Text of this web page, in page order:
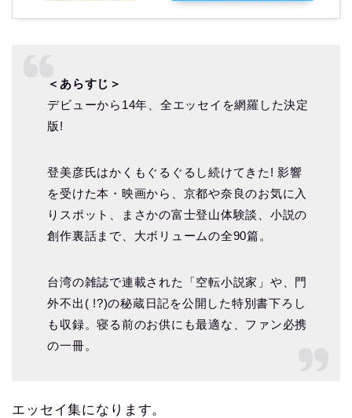
＜あらすじ＞
デビューから14年、全エッセイを網羅した決定
版!
登美彦氏はかくもぐるぐるし続けてきた! 影響
を受けた本・映画から、京都や奈良のお気に入
りスポット、まさかの富士登山体験談、小説の
創作裏話まで、大ボリュームの全90篇。
台湾の雑誌で連載された「空転小説家」や、門
外不出( !?)の秘蔵日記を公開した特別書下ろし
も収録。寝る前のお供にも最適な、ファン必携
の一冊。
エッセイ集になります。